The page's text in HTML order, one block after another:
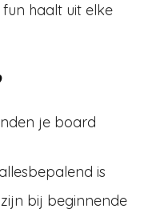
haalt uit elke
je board
is
bij beginnende